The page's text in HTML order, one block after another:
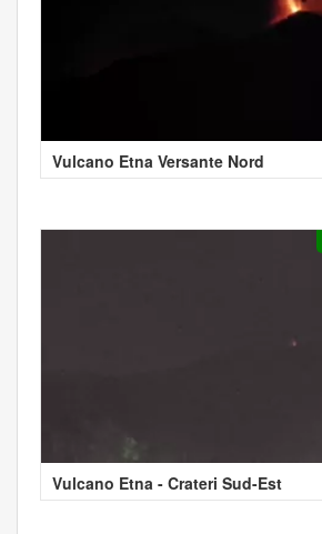
Vulcano Etna Versante Nord
Vulcano Etna - Crateri Sud-Est